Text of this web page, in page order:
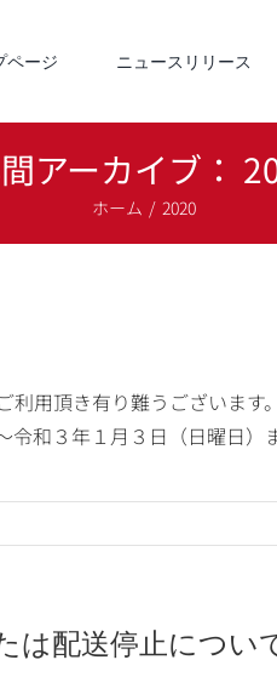
ページ ニュースリリース
アーカイブ：
ホーム 2020
用頂き有り難うございま
和３年１月３日（日曜日
は配送停止につい